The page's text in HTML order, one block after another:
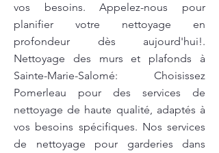
vos besoins. Appelez-nous pour
planifier votre nettoyage en
profondeur dès aujourd'hui!.
Nettoyage des murs et plafonds à
Sainte-Marie-Salomé: Choisissez
Pomerleau pour des services de
nettoyage de haute qualité, adaptés à
vos besoins spécifiques. Nos services
de nettoyage pour garderies dans